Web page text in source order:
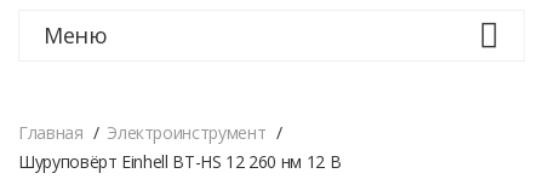
Меню
Главная
Электроинструмент
Шуруповёрт Einhell BT-HS 12 260 нм 12 В